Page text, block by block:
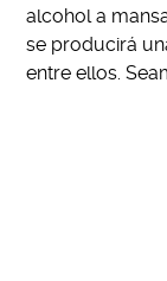
alcohol a
se producirá
entre ellos.